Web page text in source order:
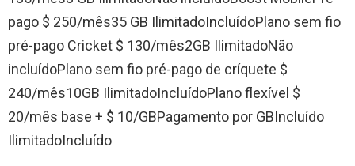
pago $ 250/mês35 GB IlimitadoIncluídoPlano sem fio
pré-pago Cricket $ 130/mês2GB IlimitadoNão
incluídoPlano sem fio pré-pago de críquete $
240/mês10GB IlimitadoIncluídoPlano flexível $
20/mês base + $ 10/GBPagamento por GBIncluído
IlimitadoIncluído